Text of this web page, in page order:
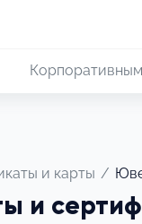
и карты /
и